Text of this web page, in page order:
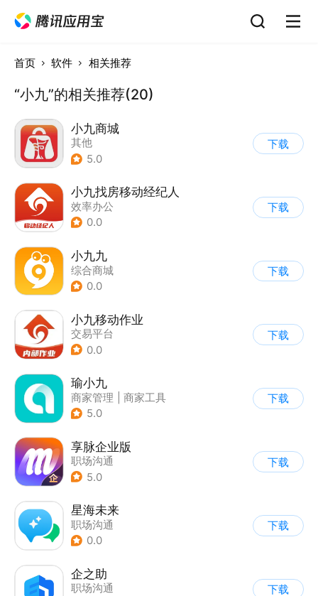
首页 软件 相关推荐
“小九”的相关推荐(20)
小九商城
其他
5.0
下载
小九找房移动经纪人
效率办公
0.0
下载
小九九
综合商城
0.0
下载
小九移动作业
交易平台
0.0
下载
瑜小九
商家管理
商家工具
5.0
下载
享脉企业版
职场沟通
5.0
下载
星海未来
职场沟通
0.0
下载
企之助
职场沟通
下载